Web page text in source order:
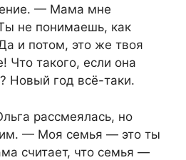
— Мама мне
не понимаешь, как
и потом, это же твоя
Что такого, если она
Новый год всё-таки.
рассмеялась, но
— Моя семья — это ты
считает, что семья —